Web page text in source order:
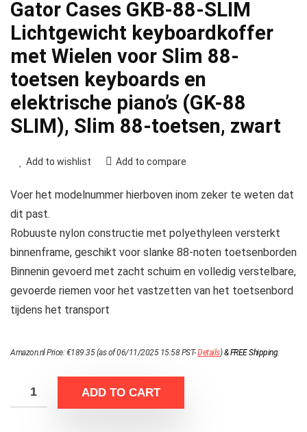
Gator Cases GKB-88-SLIM
Lichtgewicht keyboardkoffer
met Wielen voor Slim 88-
toetsen keyboards en
elektrische piano’s (GK-88
SLIM), Slim 88-toetsen, zwart
Add to wishlist Add to compare
Voer het modelnummer hierboven inom zeker te weten dat
dit past.
Robuuste nylon constructie met polyethyleen versterkt
binnenframe, geschikt voor slanke 88-noten toetsenborden
Binnenin gevoerd met zacht schuim en volledig verstelbare,
gevoerde riemen voor het vastzetten van het toetsenbord
tijdens het transport
Amazon.nl Price:€189.35(as of 06/11/2025 15:58 PST-Details)&FREE Shipping.
ADD TO CART